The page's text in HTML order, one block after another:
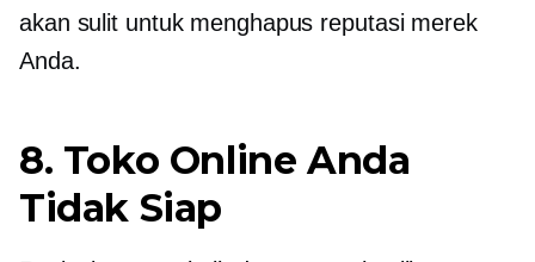
akan sulit untuk menghapus reputasi merek
Anda.
8. Toko Online Anda
Tidak Siap